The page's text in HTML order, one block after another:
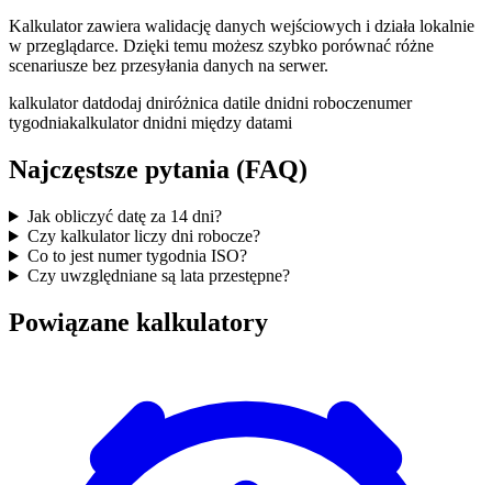
Kalkulator zawiera walidację danych wejściowych i działa lokalnie
w przeglądarce. Dzięki temu możesz szybko porównać różne
scenariusze bez przesyłania danych na serwer.
kalkulator datdodaj dniróżnica datile dnidni roboczenumer
tygodniakalkulator dnidni między datami
Najczęstsze pytania (FAQ)
Jak obliczyć datę za 14 dni?
Czy kalkulator liczy dni robocze?
Co to jest numer tygodnia ISO?
Czy uwzględniane są lata przestępne?
Powiązane kalkulatory